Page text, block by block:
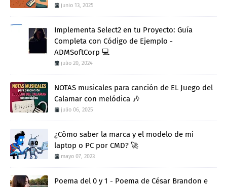
junio 13, 2025
Implementa Select2 en tu Proyecto: Guía
Completa con Código de Ejemplo -
ADMSoftCorp 💻
julio 20, 2024
NOTAS musicales para canción de EL Juego del
Calamar con melódica 🎶
julio 06, 2025
¿Cómo saber la marca y el modelo de mi
laptop o PC por CMD? 🚀
mayo 07, 2023
Poema del 0 y 1 - Poema de César Brandon e